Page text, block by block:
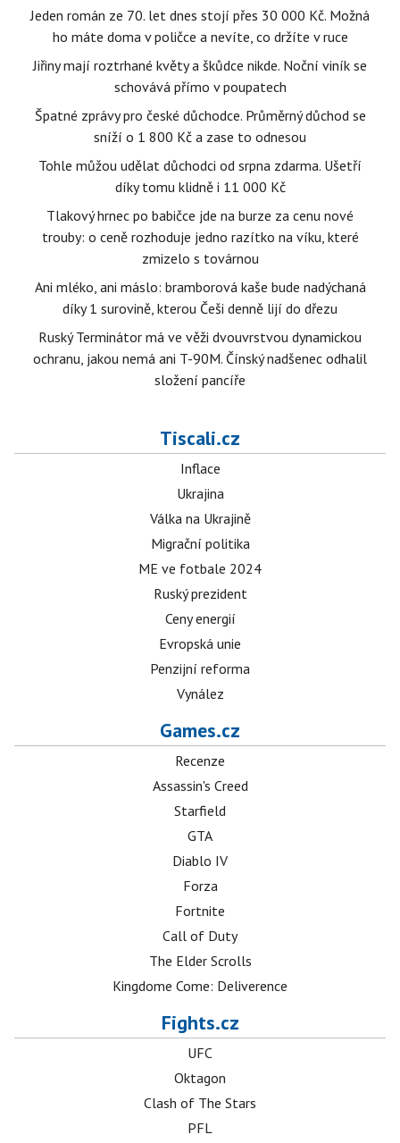
Jeden román ze 70. let dnes stojí přes 30 000 Kč. Možná
ho máte doma v poličce a nevíte, co držíte v ruce
Jiřiny mají roztrhané květy a škůdce nikde. Noční viník se
schovává přímo v poupatech
Špatné zprávy pro české důchodce. Průměrný důchod se
sníží o 1 800 Kč a zase to odnesou
Tohle můžou udělat důchodci od srpna zdarma. Ušetří
díky tomu klidně i 11 000 Kč
Tlakový hrnec po babičce jde na burze za cenu nové
trouby: o ceně rozhoduje jedno razítko na víku, které
zmizelo s továrnou
Ani mléko, ani máslo: bramborová kaše bude nadýchaná
díky 1 surovině, kterou Češi denně lijí do dřezu
Ruský Terminátor má ve věži dvouvrstvou dynamickou
ochranu, jakou nemá ani T-90M. Čínský nadšenec odhalil
složení pancíře
Tiscali.cz
Inflace
Ukrajina
Válka na Ukrajině
Migrační politika
ME ve fotbale 2024
Ruský prezident
Ceny energií
Evropská unie
Penzijní reforma
Vynález
Games.cz
Recenze
Assassin's Creed
Starfield
GTA
Diablo IV
Forza
Fortnite
Call of Duty
The Elder Scrolls
Kingdome Come: Deliverence
Fights.cz
UFC
Oktagon
Clash of The Stars
PFL